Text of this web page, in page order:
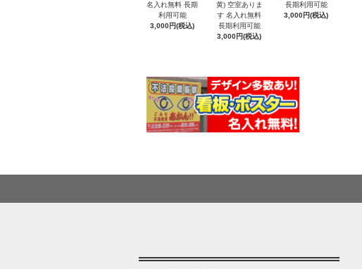
名入れ無料 長期
利用可能
3,000円(税込)
黄) 空室ありま
す 名入れ無料
長期利用可能
3,000円(税込)
長期利用可能
3,000円(税込)